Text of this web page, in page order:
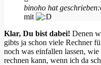
binoho hat geschrieben:
mit
Klar, Du bist dabei! Denen
gibts ja schon viele Rechner
noch was einfallen lassen,
rechnen kann, wenn ich da